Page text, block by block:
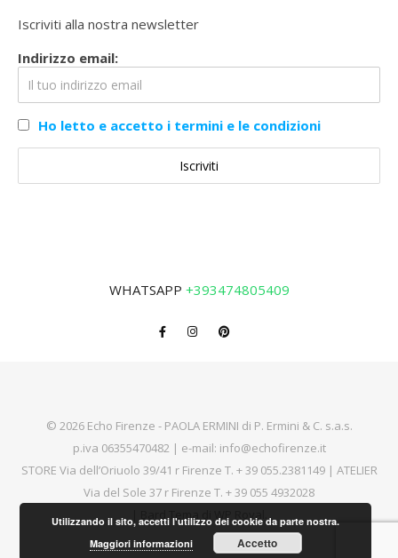
Iscriviti alla nostra newsletter
Indirizzo email:
Ho letto e accetto i termini e le condizioni
WHATSAPP +393474805409
© 2026 Echo Firenze - PAOLA ERMINI di P. Ermini & C. s.a.s.
p.iva 06355470482 | e-mail: info@echofirenze.it
STORE Via dell’Oriuolo 39/41 r Firenze T. + 39 055.2381149| ATELIER
Via del Sole 37 r Firenze T. + 39 055 4932028
Bard Tema di WP Royal
Utilizzando il sito, accetti l'utilizzo dei cookie da parte nostra.
Maggiori informazioni
Accetto